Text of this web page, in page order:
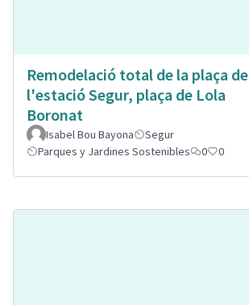
Remodelació total de la plaça de
l'estació Segur, plaça de Lola
Boronat
Isabel Bou Bayona
Segur
Parques y Jardines Sostenibles
0 0